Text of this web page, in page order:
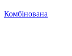
Комбінована